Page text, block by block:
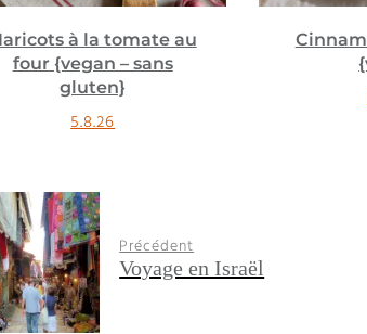
Cinnamon roll donuts
{vegan}
18.2.26
Précédent
Voyage en Israël